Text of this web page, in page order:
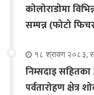
कोलोराडोमा
सम्पन्न (फोटो
१८ श्रावण २०८३,
निम्सदाइ
पर्वतारोहण क्षेत्र